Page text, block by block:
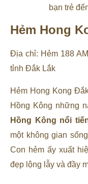
bạn trẻ
Hẻm Hong
Địa chỉ: Hẻm 188
tỉnh Đắk Lắk
Hẻm Hong Kong
Hồng Kông những
Hồng Kông nổi
một không gian
Con hẻm ấy xuất
đẹp lộng lẫy và đầy